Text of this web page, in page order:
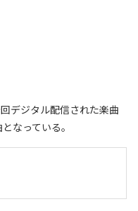
回デジタル配信された楽曲
となっている。